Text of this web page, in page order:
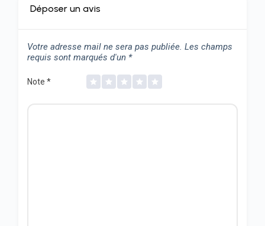
Déposer un avis
Votre adresse mail ne sera pas publiée. Les champs
requis sont marqués d'un *
Note *